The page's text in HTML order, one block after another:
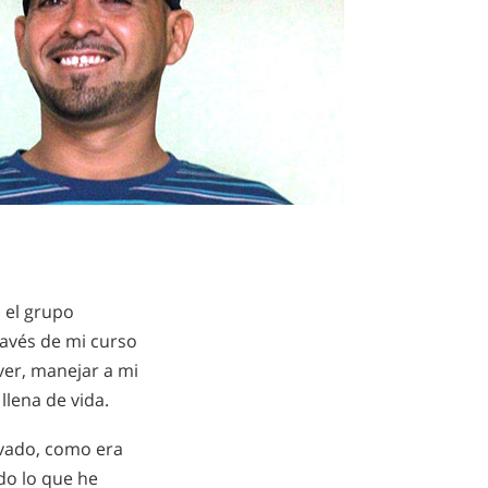
el grupo
de mi curso
manejar a mi
de vida.
como era
lo que he